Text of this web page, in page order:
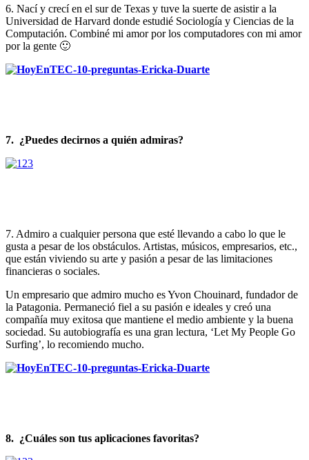
6. Nací y crecí en el sur de Texas y tuve la suerte de asistir a la
Universidad de Harvard donde estudié Sociología y Ciencias de la
Computación. Combiné mi amor por los computadores con mi amor
por la gente 🙂
7. ¿Puedes decirnos a quién admiras?
7. Admiro a cualquier persona que esté llevando a cabo lo que le
gusta a pesar de los obstáculos. Artistas, músicos, empresarios, etc.,
que están viviendo su arte y pasión a pesar de las limitaciones
financieras o sociales.
Un empresario que admiro mucho es Yvon Chouinard, fundador de
la Patagonia. Permaneció fiel a su pasión e ideales y creó una
compañía muy exitosa que mantiene el medio ambiente y la buena
sociedad. Su autobiografía es una gran lectura, ‘Let My People Go
Surfing’, lo recomiendo mucho.
8. ¿Cuáles son tus aplicaciones favoritas?